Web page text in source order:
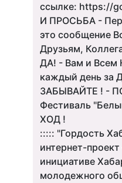
ссылке: https://
И ПРОСЬБА -
это сообщение
Друзьям,
ДА! - Вам и Всем
каждый день
ЗАБЫВАЙТЕ ! -
Фестиваль
ХОД !
::::: "Гордость
интернет-
инициативе
молодежного